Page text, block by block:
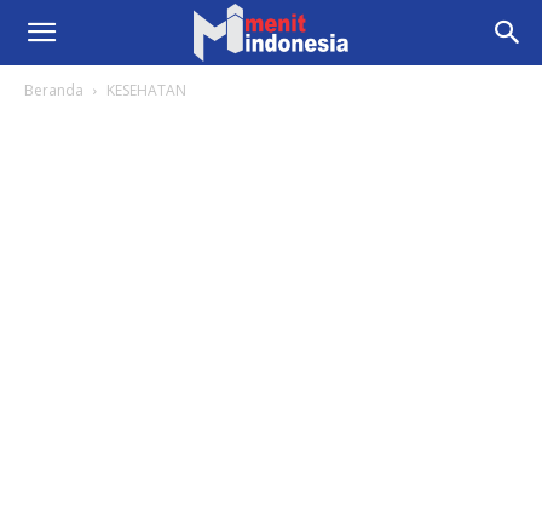
Beranda KESEHATAN